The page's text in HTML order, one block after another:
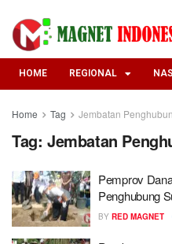
HOME REGIONAL
Home Tag Jembatan
Tag: Jembatan
Pemprov
Penghubung
BY RED MAGNET